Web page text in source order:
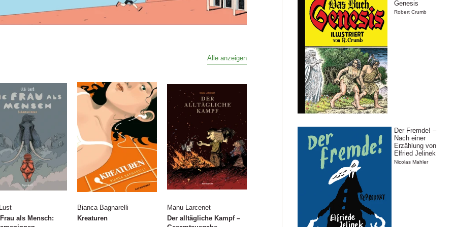
Genesis
Robert Crumb
Der Fremde! –
Nach einer
Erzählung von
Elfried Jelinek
Nicolas Mahler
Alle anzeigen
als Mensch:
Bianca Bagnarelli
Kreaturen
Manu Larcenet
Der alltägliche Kampf –